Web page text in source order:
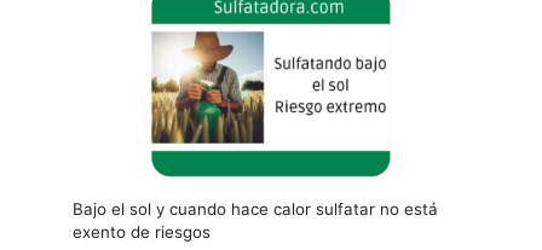
Bajo el sol y cuando hace calor sulfatar no está
exento de riesgos